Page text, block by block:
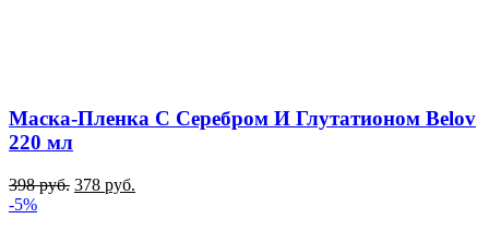
Маска-Пленка С Серебром И Глутатионом Belov
220 мл
398руб. 378 руб.
-5%